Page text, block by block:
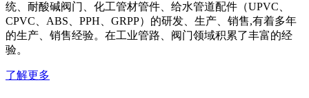
统、耐酸碱阀门、化工管材管件、给水管道配件（UPVC、
CPVC、ABS、PPH、GRPP）的研发、生产、销售,有着多年
的生产、销售经验。在工业管路、阀门领域积累了丰富的经
验。
了解更多